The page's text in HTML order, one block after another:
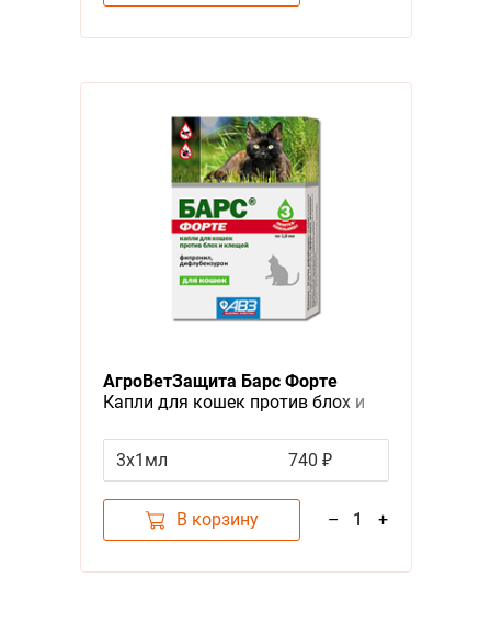
АгроВетЗащита Барс Форте
Капли для кошек против блох и
3х1мл
740 ₽
В корзину – 1 +